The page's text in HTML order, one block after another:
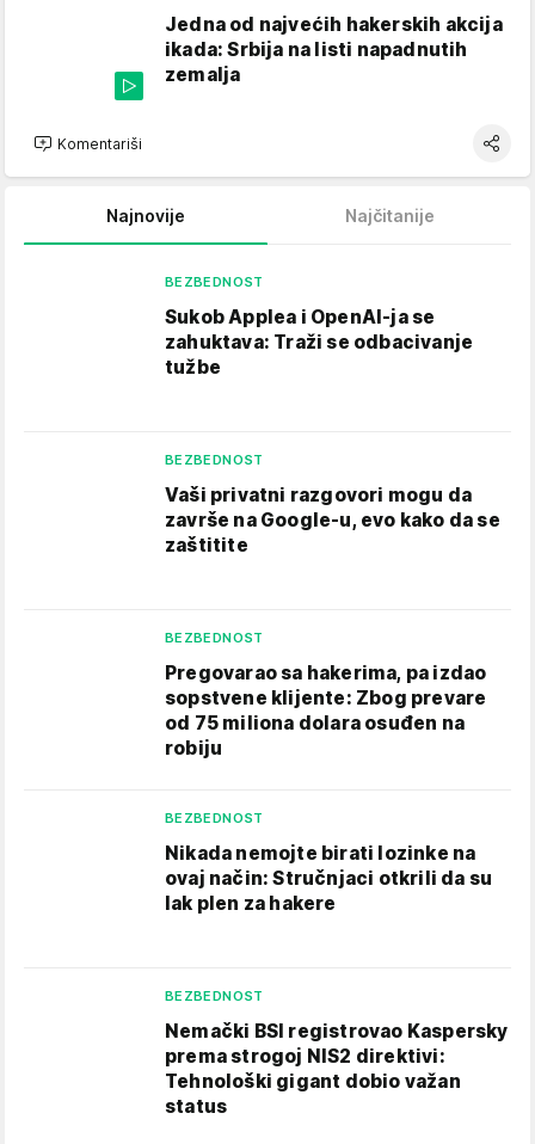
Jedna od najvećih hakerskih akcija
ikada: Srbija na listi napadnutih
zemalja
Komentariši
Najnovije Najčitanije
BEZBEDNOST
Sukob Applea i OpenAI-ja se
zahuktava: Traži se odbacivanje
tužbe
BEZBEDNOST
Vaši privatni razgovori mogu da
završe na Google-u, evo kako da se
zaštitite
BEZBEDNOST
Pregovarao sa hakerima, pa izdao
sopstvene klijente: Zbog prevare
od 75 miliona dolara osuđen na
robiju
BEZBEDNOST
Nikada nemojte birati lozinke na
ovaj način: Stručnjaci otkrili da su
lak plen za hakere
BEZBEDNOST
Nemački BSI registrovao Kaspersky
prema strogoj NIS2 direktivi:
Tehnološki gigant dobio važan
status